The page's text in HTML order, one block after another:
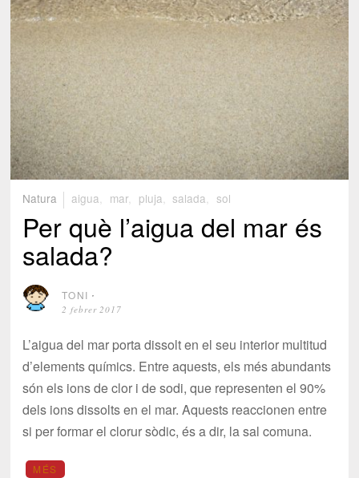
Natura aigua mar, pluja salada sol
Per què l’aigua del mar és
salada?
TONI ⋅
2 febrer 2017
L’aigua del mar porta dissolt en el seu interior multitud
d’elements químics. Entre aquests, els més abundants
són els ions de clor i de sodi, que representen el 90%
dels ions dissolts en el mar. Aquests reaccionen entre
si per formar el clorur sòdic, és a dir, la sal comuna.
MÉS